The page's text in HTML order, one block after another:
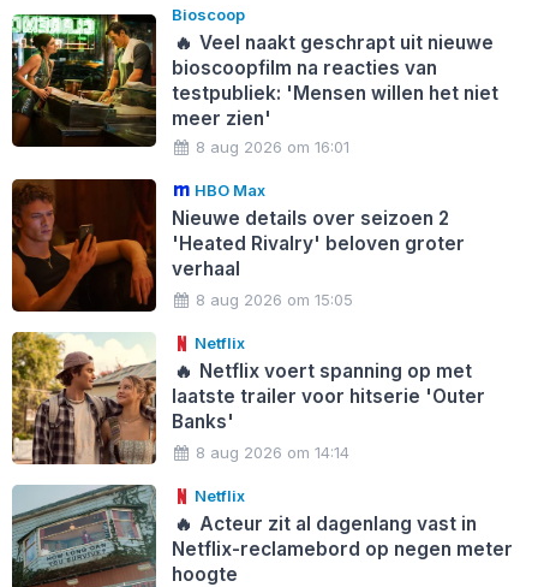
Bioscoop
🔥 Veel naakt geschrapt uit nieuwe
bioscoopfilm na reacties van
testpubliek: 'Mensen willen het niet
meer zien'
8 aug 2026 om 16:01
HBO Max
Nieuwe details over seizoen 2
'Heated Rivalry' beloven groter
verhaal
8 aug 2026 om 15:05
Netflix
🔥 Netflix voert spanning op met
laatste trailer voor hitserie 'Outer
Banks'
8 aug 2026 om 14:14
Netflix
🔥 Acteur zit al dagenlang vast in
Netflix-reclamebord op negen meter
hoogte